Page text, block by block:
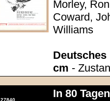
Morley,
Coward,
Williams
Deutsches
cm -
27840
In 80